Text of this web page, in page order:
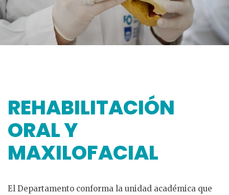
REHABILITACIÓN
ORAL Y
MAXILOFACIAL
El Departamento conforma la unidad académica que